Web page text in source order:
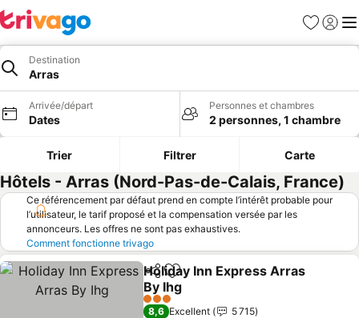
Favoris
Se
Destination
Arras
Arrivée/départ
Dates
Personnes et chambres
2 personnes, 1 chambre
Trier Filtrer Carte
Hôtels - Arras (Nord-Pas-de-Calais, France)
Ce référencement par défaut prend en compte l’intérêt probable pour
l’utilisateur, le tarif proposé et la compensation versée par les
annonceurs. Les offres ne sont pas exhaustives.
Comment fonctionne trivago
PartagerAjouter à mes favoris
Holiday Inn Express Arras
By Ihg
Consulter les prix
3 Étoiles
8,6 Excellent
5 715